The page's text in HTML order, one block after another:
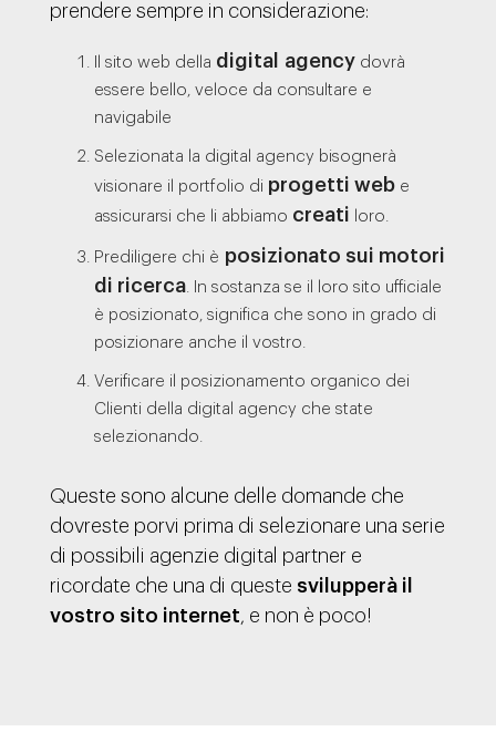
prendere sempre in considerazione:
Il sito web della digital agencydovrà
essere bello, veloce da consultare e
navigabile
Selezionata la digital agency bisognerà
visionare il portfolio di progetti web e
assicurarsi che li abbiamo creati loro.
Prediligere chi è posizionato sui motori
di ricerca. In sostanza se il loro sito ufficiale
è posizionato, significa che sono in grado di
posizionare anche il vostro.
Verificare il posizionamento organico dei
Clienti della digital agency che state
selezionando.
Queste sono alcune delle domande che
dovreste porvi prima di selezionare una serie
di possibili agenzie digital partner e
ricordate che una di queste svilupperà il
vostro sito internet, e non è poco!